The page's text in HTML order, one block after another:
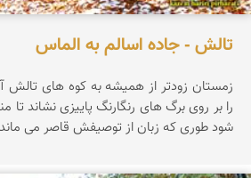
تالش - جاده اسالم به الماس
زمستان زودتر از همیشه به کوه های تالش
را بر روی برگ های رنگارنگ پاییزی نشاند تا
شود طوری که زبان از توصیفش قاصر می